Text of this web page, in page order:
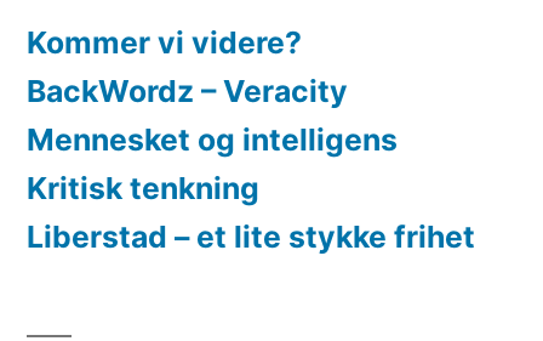
Kommer vi videre?
BackWordz – Veracity
Mennesket og intelligens
Kritisk tenkning
Liberstad – et lite stykke frihet